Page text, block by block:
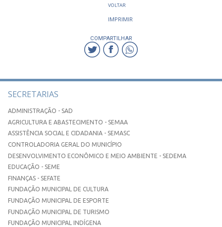
VOLTAR
IMPRIMIR
COMPARTILHAR
SECRETARIAS
ADMINISTRAÇÃO - SAD
AGRICULTURA E ABASTECIMENTO - SEMAA
ASSISTÊNCIA SOCIAL E CIDADANIA - SEMASC
CONTROLADORIA GERAL DO MUNICÍPIO
DESENVOLVIMENTO ECONÔMICO E MEIO AMBIENTE - SEDEMA
EDUCAÇÃO - SEME
FINANÇAS - SEFATE
FUNDAÇÃO MUNICIPAL DE CULTURA
FUNDAÇÃO MUNICIPAL DE ESPORTE
FUNDAÇÃO MUNICIPAL DE TURISMO
FUNDAÇÃO MUNICIPAL INDÍGENA